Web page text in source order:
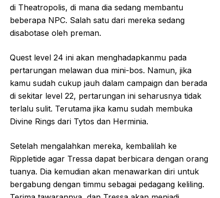
di Theatropolis, di mana dia sedang membantu
beberapa NPC. Salah satu dari mereka sedang
disabotase oleh preman.
Quest level 24 ini akan menghadapkanmu pada
pertarungan melawan dua mini-bos. Namun, jika
kamu sudah cukup jauh dalam campaign dan berada
di sekitar level 22, pertarungan ini seharusnya tidak
terlalu sulit. Terutama jika kamu sudah membuka
Divine Rings dari Tytos dan Herminia.
Setelah mengalahkan mereka, kembalilah ke
Rippletide agar Tressa dapat berbicara dengan orang
tuanya. Dia kemudian akan menawarkan diri untuk
bergabung dengan timmu sebagai pedagang keliling.